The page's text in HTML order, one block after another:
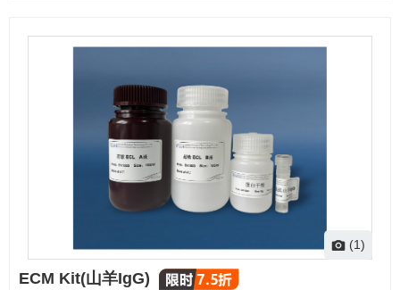
(1)
ECM Kit(山羊IgG)